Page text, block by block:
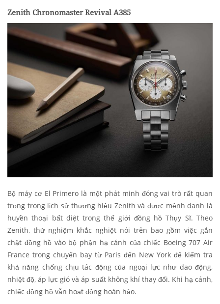
Zenith Chronomaster Revival A385
Bộ máy cơ El Primero là một phát minh đóng vai trò rất quan
trọng trong lịch sử thương hiệu Zenith và được mệnh danh là
huyền thoại bất diệt trong thế giới đồng hồ Thụy Sĩ. Theo
Zenith, thử nghiệm khắc nghiệt nói trên bao gồm việc gắn
chặt đồng hồ vào bộ phận hạ cánh của chiếc Boeing 707 Air
France trong chuyến bay từ Paris đến New York để kiểm tra
khả năng chống chịu tác động của ngoại lực như dao động,
nhiệt độ, áp lực gió và áp suất không khí thay đổi. Khi hạ cánh,
chiếc đồng hồ vẫn hoạt động hoàn hảo.